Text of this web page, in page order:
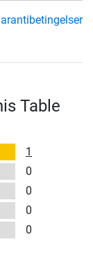
Table
1
0
0
0
0